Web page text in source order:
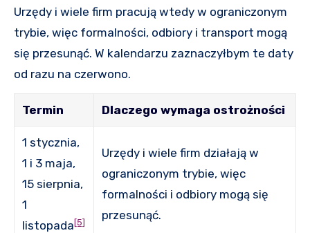
Urzędy i wiele firm pracują wtedy w ograniczonym
trybie, więc formalności, odbiory i transport mogą
się przesunąć. W kalendarzu zaznaczyłbym te daty
od razu na czerwono.
Termin Dlaczego wymaga ostrożności
1 stycznia,
1 i 3 maja,
15 sierpnia,
1
listopada[5]
Urzędy i wiele firm działają w
ograniczonym trybie, więc
formalności i odbiory mogą się
przesunąć.